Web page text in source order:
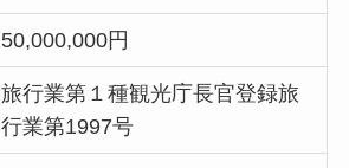
50,000,000円
旅行業第１種観光庁長官登録旅
行業第1997号